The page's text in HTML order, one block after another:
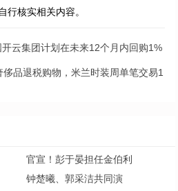
行核实相关内容。
云集团计划在未来12个月内回购1%
侈品退税购物，米兰时装周单笔交易1
官宣！彭于晏担任金伯利
钟楚曦、郭采洁共同演